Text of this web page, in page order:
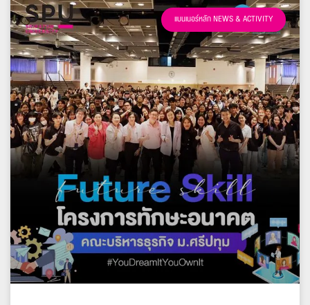
แบนเนอร์หลัก NEWS & ACTIVITY